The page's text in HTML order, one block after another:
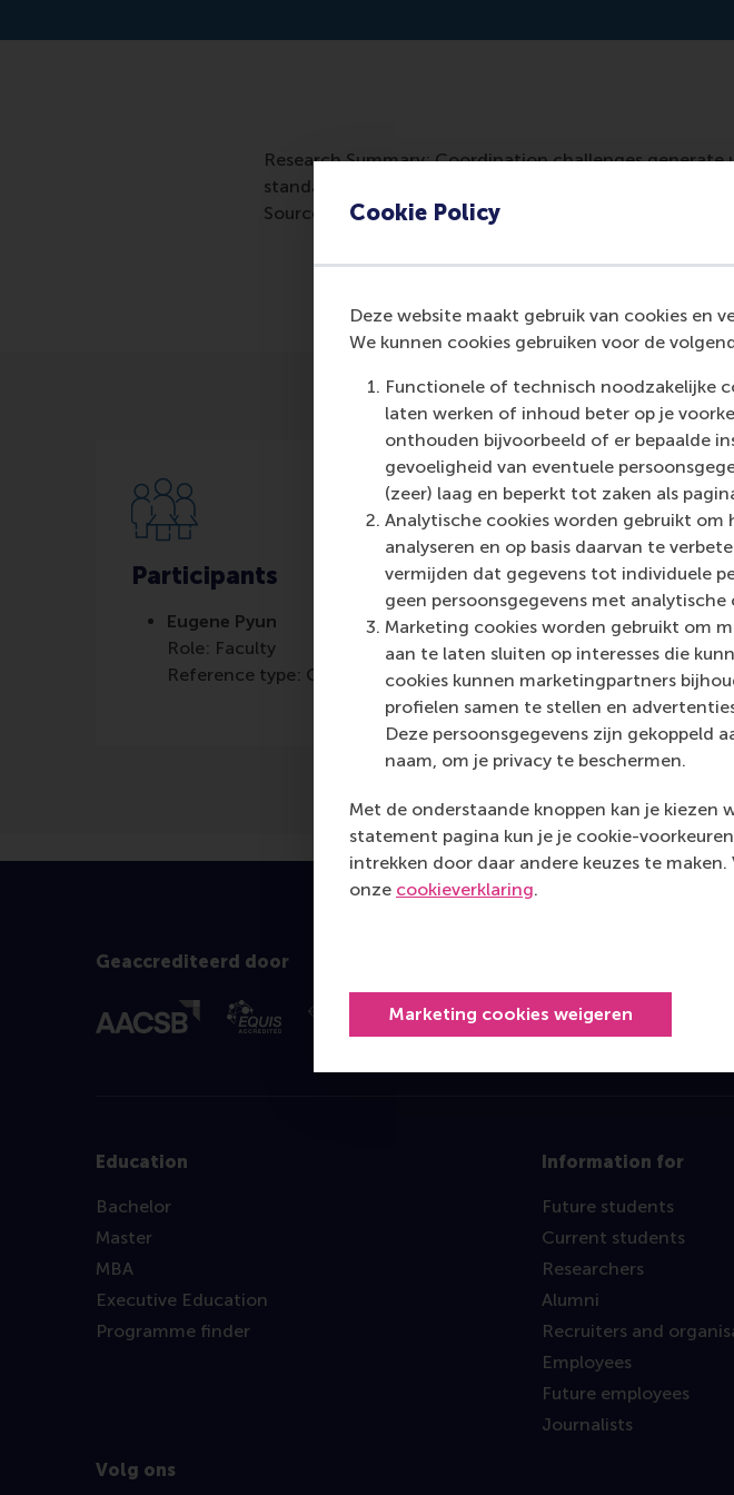
Cookie Policy
Deze website maakt gebruik van cookies en
We kunnen cookies gebruiken voor de
Functionele of technisch noodzakelijke
laten werken of inhoud beter op je
onthouden bijvoorbeeld of er bepaalde
gevoeligheid van eventuele
(zeer) laag en beperkt tot zaken als
Analytische cookies worden gebruikt
analyseren en op basis daarvan te
vermijden dat gegevens tot individuele
geen persoonsgegevens met
Marketing cookies worden gebruikt om
aan te laten sluiten op interesses die
cookies kunnen marketingpartners
profielen samen te stellen en
Deze persoonsgegevens zijn gekoppeld
naam, om je privacy te beschermen.
Met de onderstaande knoppen kan je kiezen
statement pagina kun je je cookie-
intrekken door daar andere keuzes te
onze cookieverklaring.
Marketing cookies weigeren
Research Summary: Coordination challenges
standardization mitigates these challenges, reducing
Source: https://onlinelibrary.wiley.com/doi/10.1002/
Participants
Eugene Pyun
Role: Faculty
Reference type: Co-written by
Geaccrediteerd door
Education
Bachelor
Master
MBA
Executive Education
Programme finder
Information for
Future students
Current students
Researchers
Alumni
Recruiters and
Employees
Future employees
Journalists
Volg ons